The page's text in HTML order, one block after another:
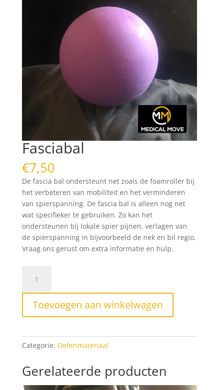
Fasciabal
€7,50
De fascia bal ondersteunt net zoals de foamroller bij
het verbeteren van mobiliteit en het verminderen
van spierspanning. De fascia bal is alleen nog net
wat specifieker te gebruiken. Zo kan het
ondersteunen bij lokale spier pijnen, verlagen van
de spierspanning in bijvoorbeeld de nek en bil regio.
Vraag ons gerust om extra informatie en hulp.
aantal
Toevoegen aan winkelwagen
Categorie: Oefenmateriaal
Gerelateerde producten